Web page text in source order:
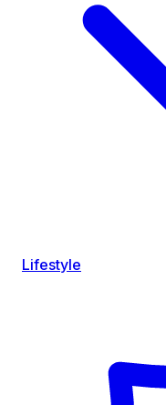
Lifestyle